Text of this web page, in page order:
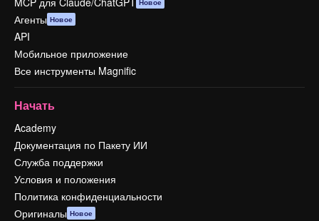
Новое
Агенты Новое
API
Мобильное приложение
Все инструменты Magnific
Начать
Academy
Документация по Пакету ИИ
Служба поддержки
Условия и положения
Политика конфиденциальности
Оригиналы Новое